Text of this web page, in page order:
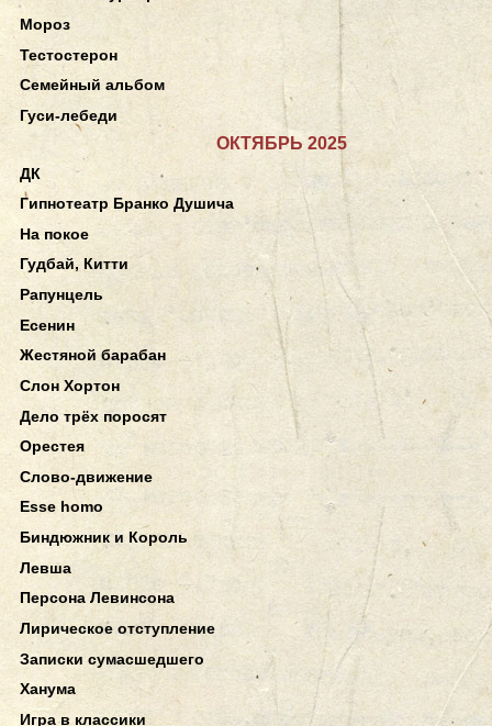
Мороз
Тестостерон
Семейный альбом
Гуси-лебеди
ОКТЯБРЬ 2025
ДК
Гипнотеатр Бранко Душича
На покое
Гудбай, Китти
Рапунцель
Есенин
Жестяной барабан
Слон Хортон
Дело трёх поросят
Орестея
Слово-движение
Esse homo
Биндюжник и Король
Левша
Персона Левинсона
Лирическое отступление
Записки сумасшедшего
Ханума
Игра в классики